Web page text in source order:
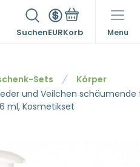
SuchenEUR Menu
Sets
Körper
und Veilchen
ml, Kosmetikset